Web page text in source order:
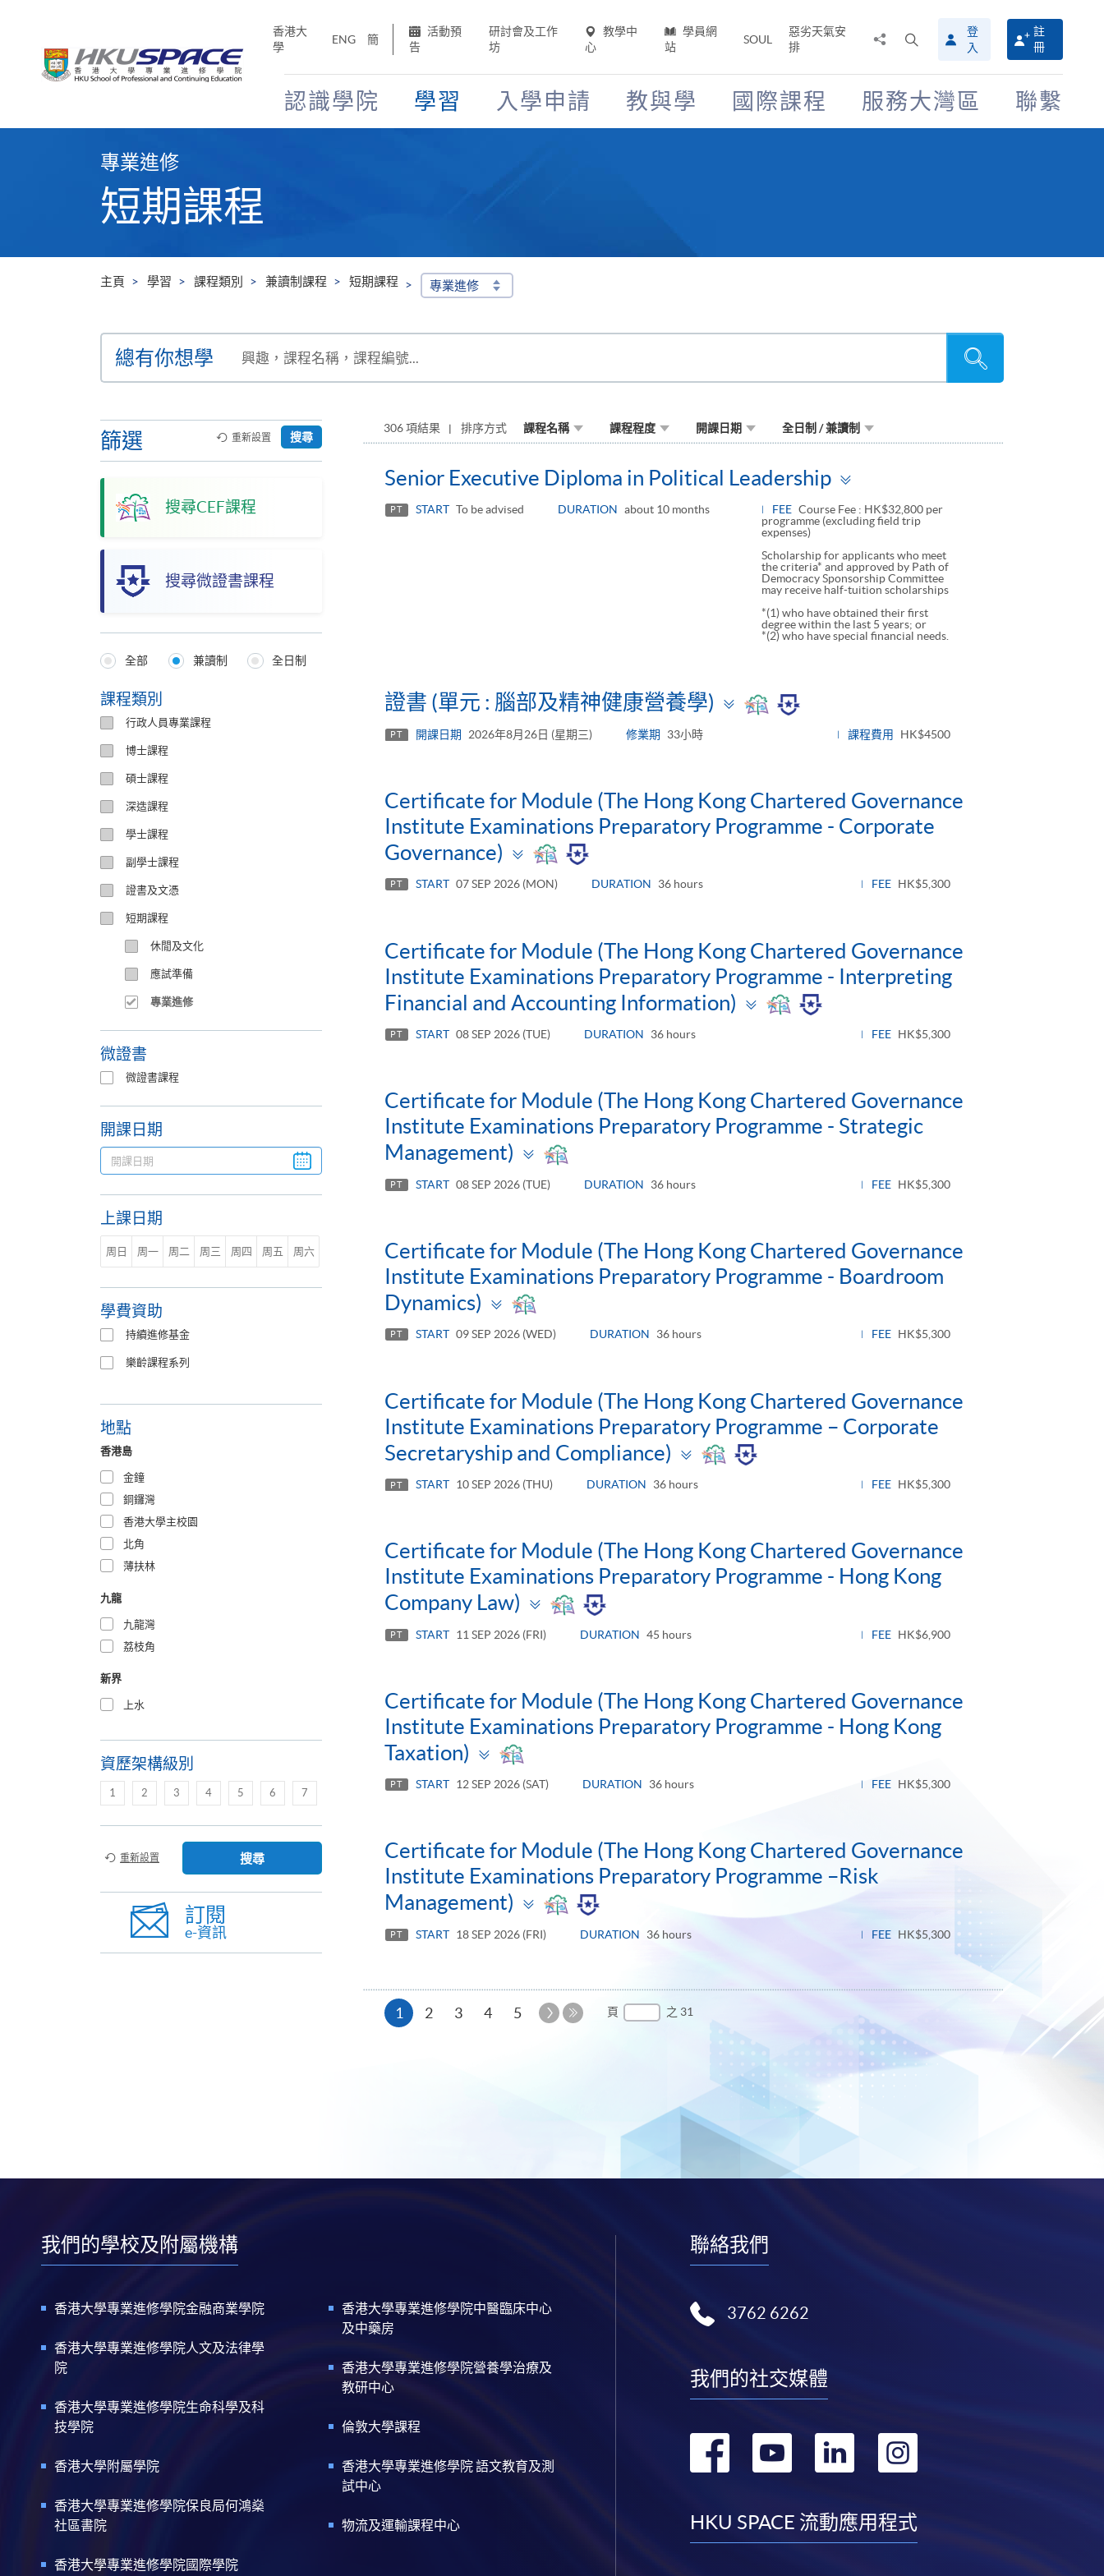
香港大
學
ENG 簡
活動預
告
研討會及工作
坊
教學中
心
學員網
站
SOUL
惡劣天氣安
排
搜
尋
介
面
登
入
註
冊
認識學院 學習 入學申請 教與學 國際課程 服務大灣區 聯繫
專業進修
短期課程
主頁 學習 課程類別 兼讀制課程 短期課程 專業進修
總有你想學 興趣，課程名稱，課程編號...
篩選
搜尋CEF課程
搜尋微證書課程
重新設置 搜尋
Programmes
Type
全部 兼讀制 全日制
課程類別
行政人員專業課程
博士課程
碩士課程
深造課程
學士課程
副學士課程
證書及文憑
短期課程
休閒及文化
應試準備
專業進修
微證書
微證書課程
開課日期
上課日期
周日 周一 周二 周三 周四 周五 周六
學費資助
持續進修基金
樂齡課程系列
地點
香港島
金鐘
銅鑼灣
香港大學主校園
北角
薄扶林
九龍
九龍灣
荔枝角
新界
上水
資歷架構級別
1 2 3 4 5 6 7
重新設置 搜尋
訂閱
e-資訊
306 項結果 排序方式 課程名稱 課程程度 開課日期 全日制 / 兼讀制
Senior Executive Diploma in Political Leadership
panel
PT START To be advised DURATION about 10 months FEE Course Fee : HK$32,800 per
programme (excluding field trip
expenses)
Scholarship for applicants who meet
the criteria* and approved by Path of
Democracy Sponsorship Committee
may receive half-tuition scholarships
*(1) who have obtained their first
degree within the last 5 years; or
*(2) who have special financial needs.
證書 (單元 : 腦部及精神健康營養學)
Toggle
PT 開課日期 2026年8月26日 (星期三) 修業期 33小時 課程費用 HK$4500
Certificate for Module (The Hong Kong Chartered Governance
Institute Examinations Preparatory Programme - Corporate
Governance)
Toggle
panel
PT START 07 SEP 2026 (MON) DURATION 36 hours FEE HK$5,300
Certificate for Module (The Hong Kong Chartered Governance
Institute Examinations Preparatory Programme - Interpreting
Financial and Accounting Information)
Toggle
PT START 08 SEP 2026 (TUE) DURATION 36 hours FEE HK$5,300
Certificate for Module (The Hong Kong Chartered Governance
Institute Examinations Preparatory Programme - Strategic
Management)
Toggle
panel
PT START 08 SEP 2026 (TUE) DURATION 36 hours FEE HK$5,300
Certificate for Module (The Hong Kong Chartered Governance
Institute Examinations Preparatory Programme - Boardroom
Dynamics)
Toggle
panel
PT START 09 SEP 2026 (WED) DURATION 36 hours FEE HK$5,300
Certificate for Module (The Hong Kong Chartered Governance
Institute Examinations Preparatory Programme – Corporate
Secretaryship and Compliance)
Toggle
PT START 10 SEP 2026 (THU) DURATION 36 hours FEE HK$5,300
Certificate for Module (The Hong Kong Chartered Governance
Institute Examinations Preparatory Programme - Hong Kong
Company Law)
Toggle
panel
PT START 11 SEP 2026 (FRI) DURATION 45 hours FEE HK$6,900
Certificate for Module (The Hong Kong Chartered Governance
Institute Examinations Preparatory Programme - Hong Kong
Taxation)
Toggle
panel
PT START 12 SEP 2026 (SAT) DURATION 36 hours FEE HK$5,300
Certificate for Module (The Hong Kong Chartered Governance
Institute Examinations Preparatory Programme –Risk
Management)
Toggle
panel
PT START 18 SEP 2026 (FRI) DURATION 36 hours FEE HK$5,300
1 本
2 3 4 5
下
頁 之 31
我們的學校及附屬機構
香港大學專業進修學院金融商業學院
香港大學專業進修學院人文及法律學
院
香港大學專業進修學院生命科學及科
技學院
香港大學附屬學院
香港大學專業進修學院保良局何鴻燊
社區書院
香港大學專業進修學院國際學院
香港大學專業進修學院中醫臨床中心
及中藥房
香港大學專業進修學院營養學治療及
教研中心
倫敦大學課程
香港大學專業進修學院 語文教育及測
試中心
物流及運輸課程中心
聯絡我們
3762 6262
我們的社交媒體
轉
facebook
轉
youtube
轉
linkedininstagram
HKU SPACE 流動應用程式